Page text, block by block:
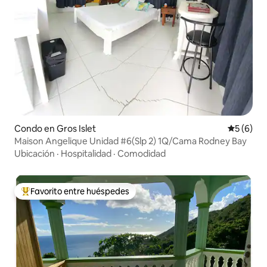
Condo en Gros Islet
5 (6)
Maison Angelique Unidad #6(Slp 2) 1Q/Cama Rodney Bay
Ubicación · Hospitalidad · Comodidad
Favorito entre huéspedes preferido
Favorito entre huéspedes